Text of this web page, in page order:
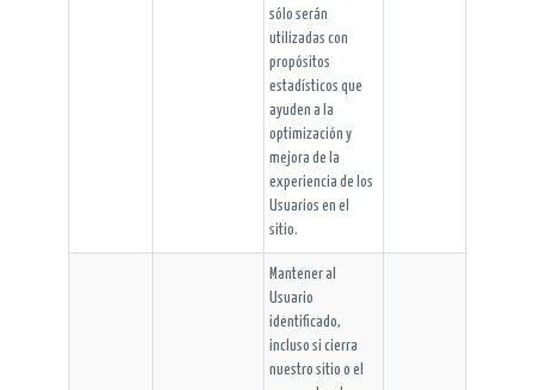
sólo serán
utilizadas con
propósitos
estadísticos que
ayuden a la
optimización y
mejora de la
experiencia de los
Usuarios en el
sitio.
Mantener al
Usuario
identificado,
incluso si cierra
nuestro sitio o el